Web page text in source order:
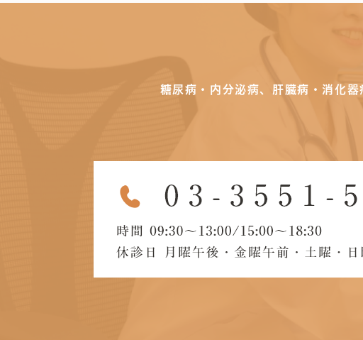
糖尿病・内分泌病、肝臓病・消化